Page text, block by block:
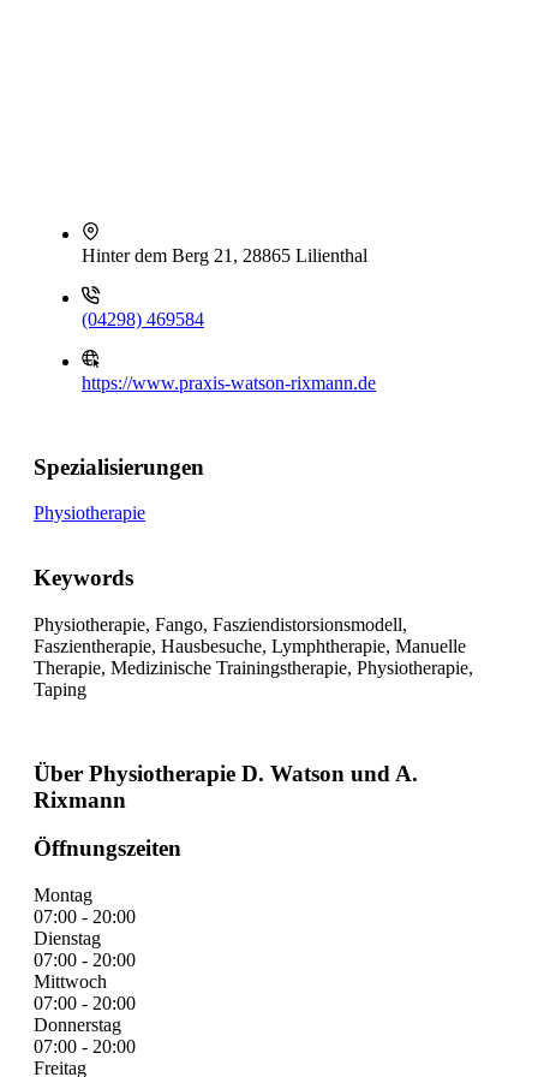
Hinter dem Berg 21, 28865 Lilienthal
(04298) 469584
https://www.praxis-watson-rixmann.de
Spezialisierungen
Physiotherapie
Keywords
Physiotherapie, Fango, Fasziendistorsionsmodell,
Faszientherapie, Hausbesuche, Lymphtherapie, Manuelle
Therapie, Medizinische Trainingstherapie, Physiotherapie,
Taping
Über Physiotherapie D. Watson und A.
Rixmann
Öffnungszeiten
Montag
07:00 - 20:00
Dienstag
07:00 - 20:00
Mittwoch
07:00 - 20:00
Donnerstag
07:00 - 20:00
Freitag